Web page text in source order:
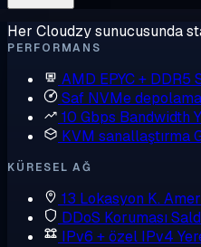
Her Cloudzy sunucusunda
PERFORMANS
AMD EPYC + DDR5
Saf NVMe depolama
10 Gbps Bandwidth
KVM sanallaştırma
KÜRESEL AĞ
13 Lokasyon K.
DDoS Koruması
IPv6 + özel IPv4